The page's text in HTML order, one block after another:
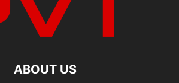
ABOUT US